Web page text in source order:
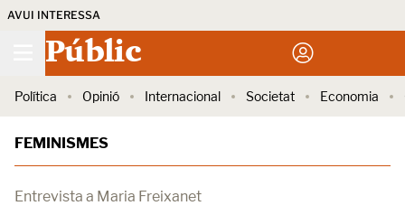
AVUI INTERESSA
Públic
Política Opinió Internacional Societat Economia
FEMINISMES
Entrevista a Maria Freixanet